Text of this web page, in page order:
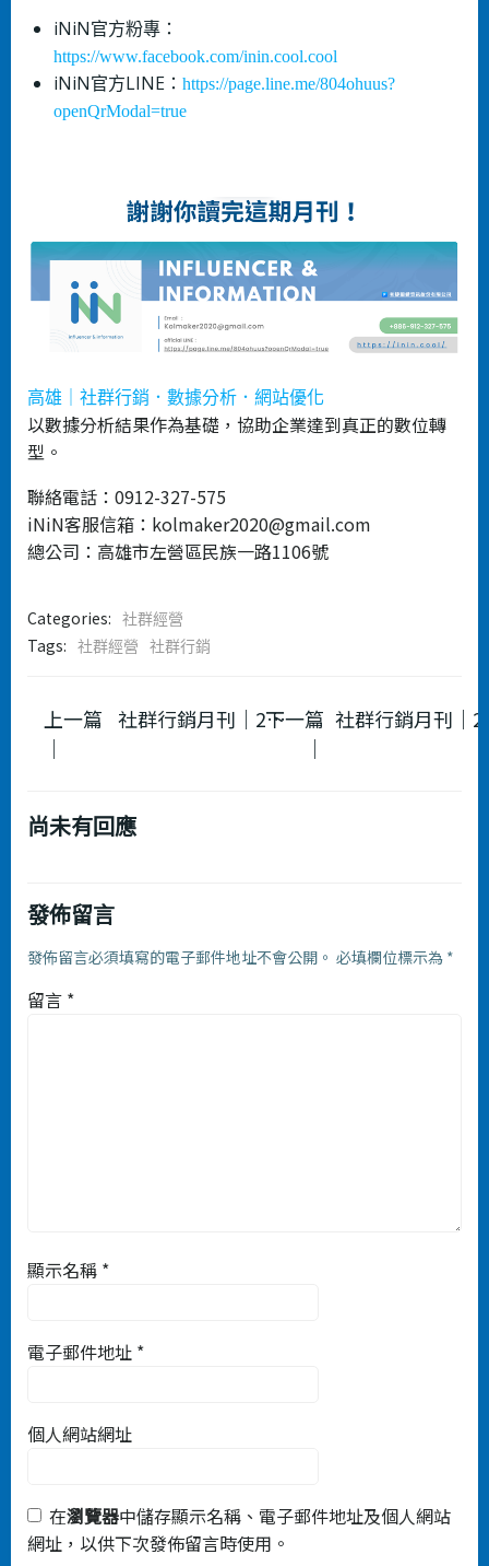
iNiN官方粉專：
https://www.facebook.com/inin.cool.cool
iNiN官方LINE： https://page.line.me/804ohuus?
openQrModal=true
高雄｜社群行銷．數據分析．網站優化
以數據分析結果作為基礎，協助企業達到真正的數位轉
型。
聯絡電話：0912-327-575
iNiN客服信箱：kolmaker2020@gmail.com
總公司：高雄市左營區民族一路1106號
Categories: 社群經營
Tags: 社群經營 社群行銷
Post
navigation
上一篇
｜
社群行銷月刊｜2025.09月
Post
navigation
下一篇
｜
尚未有回應
發佈留言
發佈留言必須填寫的電子郵件地址不會公開。 必填欄位標示為 *
留言 *
顯示名稱 *
電子郵件地址 *
個人網站網址
在瀏覽器中儲存顯示名稱、電子郵件地址及個人網站
網址，以供下次發佈留言時使用。